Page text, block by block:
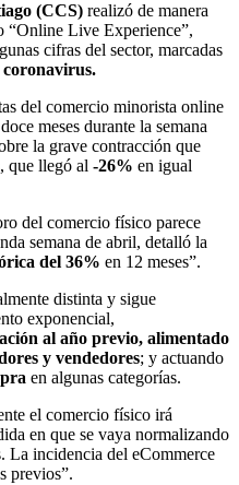
(CCS) realizó de manera
“Online Live Experience”,
cifras del sector, marcadas
coronavirus.
del comercio minorista online
meses durante la semana
la grave contracción que
que llegó al -26% en igual
del comercio físico parece
semana de abril, detalló la
del 36% en 12 meses”.
distinta y sigue
exponencial,
al año previo, alimentado
y vendedores; y actuando
en algunas categorías.
el comercio físico irá
en que se vaya normalizando
La incidencia del eCommerce
previos”.